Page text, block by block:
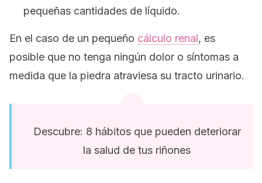
pequeñas cantidades de líquido.
En el caso de un pequeño cálculo renal, es
posible que no tenga ningún dolor o síntomas a
medida que la piedra atraviesa su tracto urinario.
Descubre: 8 hábitos que pueden deteriorar
la salud de tus riñones